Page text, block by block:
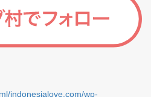
indonesialove.com/wp-